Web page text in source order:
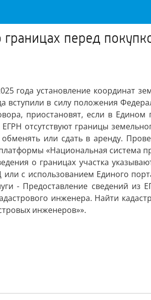
перед
года установление координат
вступили в силу положения
приостановят, если в Едином
отсутствуют границы
или сдать в аренду.
«Национальная система
о границах участка
с использованием Единого
- Предоставление сведений из
инженера. Найти
инженеров»».